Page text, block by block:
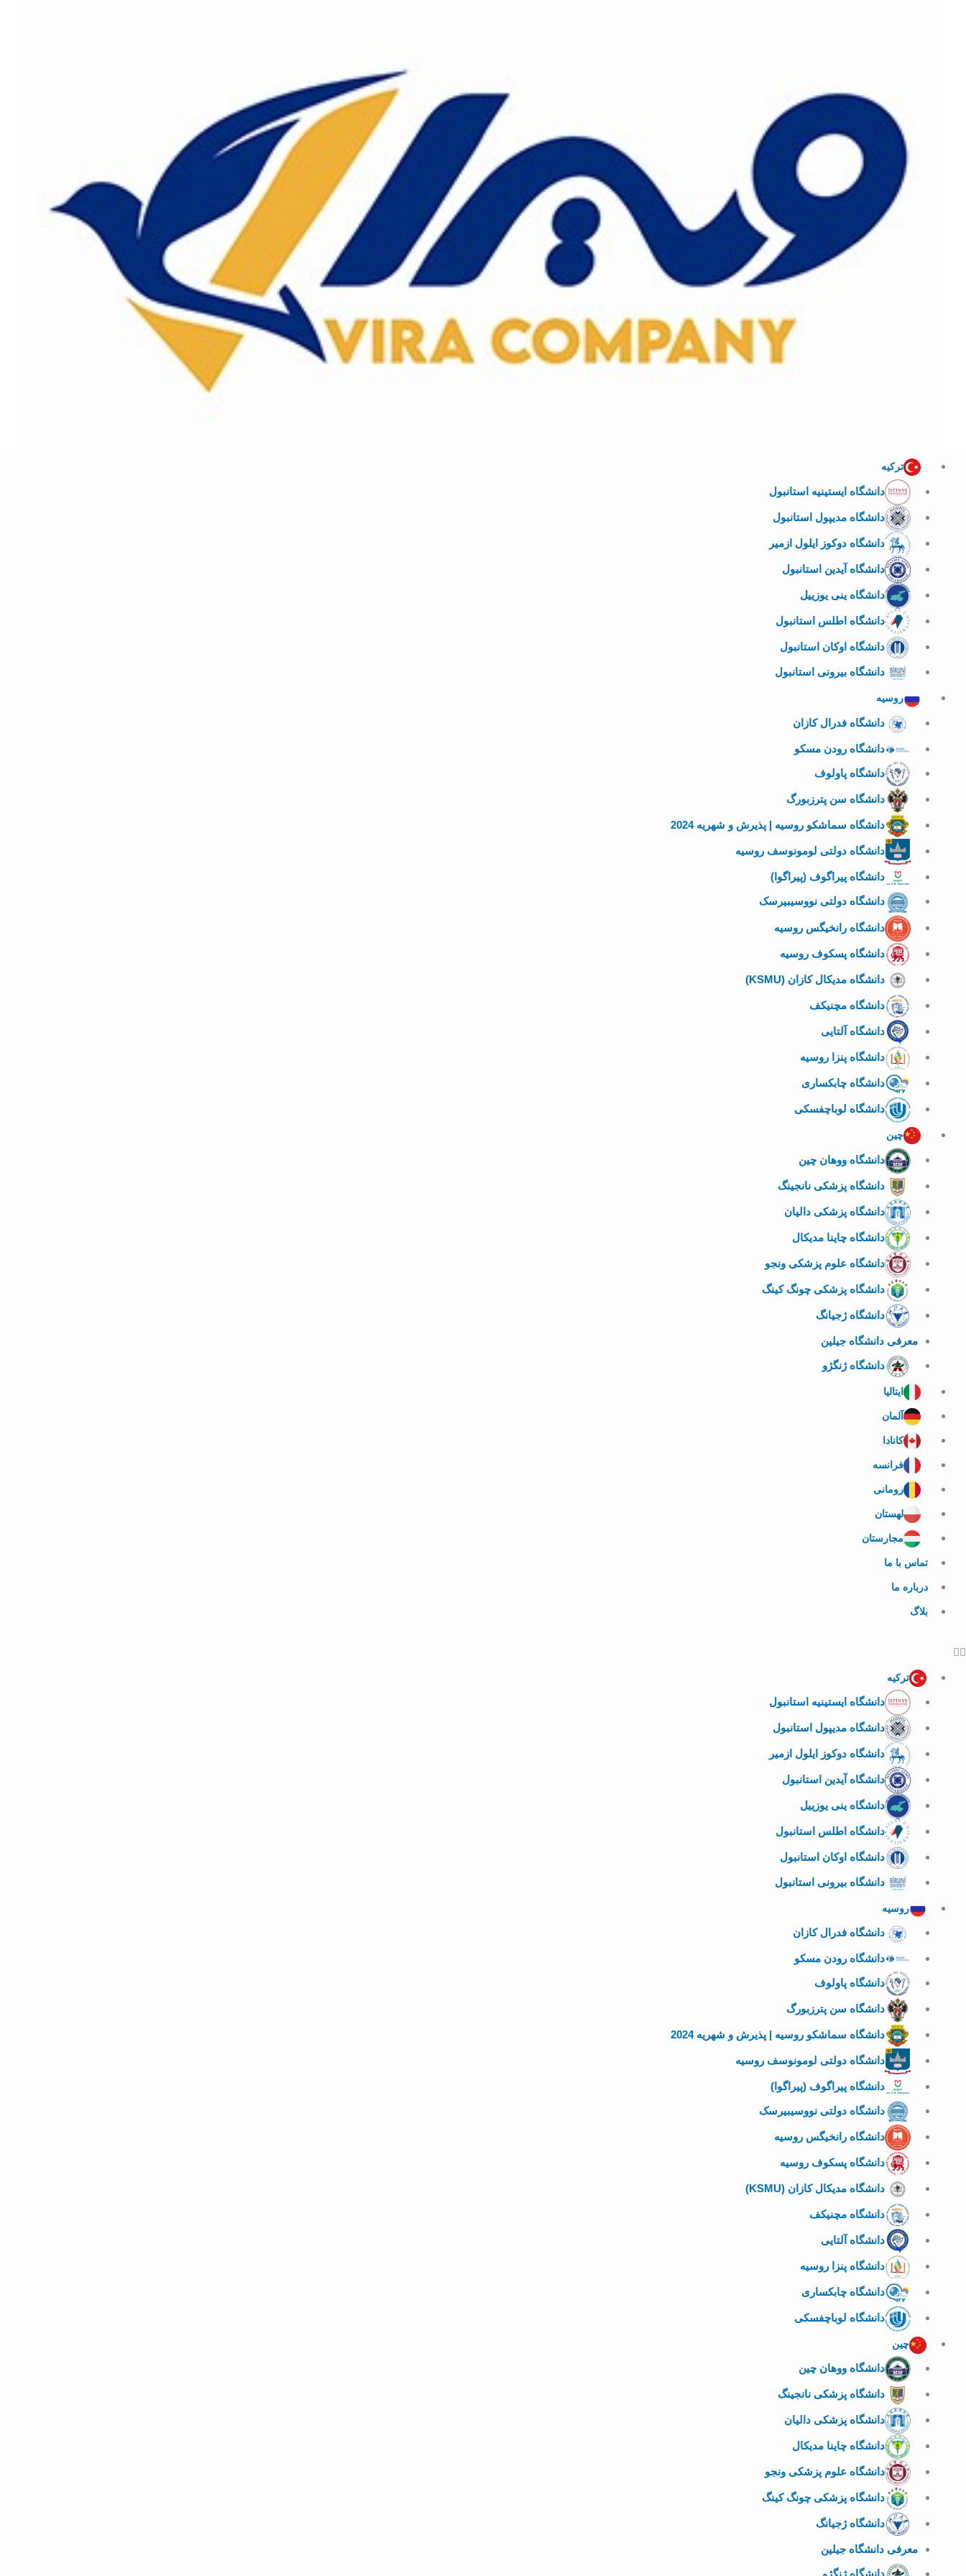
ترکیه
دانشگاه ایستینیه استانبول
دانشگاه مدیپول استانبول
دانشگاه دوکوز ایلول ازمیر
دانشگاه آیدین استانبول
دانشگاه ینی یوزییل
دانشگاه اطلس استانبول
دانشگاه اوکان استانبول
دانشگاه بیرونی استانبول
روسیه
دانشگاه فدرال کازان
دانشگاه رودن مسکو
دانشگاه پاولوف
دانشگاه سن پترزبورگ
دانشگاه سماشکو روسیه | پذیرش و شهریه 2024
دانشگاه دولتی لومونوسف روسیه
دانشگاه پیراگوف (پیراگوا)
دانشگاه دولتی نووسیبیرسک
دانشگاه رانخیگس روسیه
دانشگاه پسکوف روسیه
دانشگاه مدیکال کازان (KSMU)
دانشگاه مچنیکف
دانشگاه آلتایی
دانشگاه پنزا روسیه
دانشگاه چابکساری
دانشگاه لوباچفسکی
چین
دانشگاه ووهان چین
دانشگاه پزشکی نانجینگ
دانشگاه پزشکی دالیان
دانشگاه چاینا مدیکال
دانشگاه علوم پزشکی ونجو
دانشگاه پزشکی چونگ کینگ
دانشگاه ژجیانگ
معرفی دانشگاه جیلین
دانشگاه ژنگژو
ایتالیا
آلمان
کانادا
فرانسه
رومانی
لهستان
مجارستان
تماس با ما
درباره ما
بلاگ
ترکیه
دانشگاه ایستینیه استانبول
دانشگاه مدیپول استانبول
دانشگاه دوکوز ایلول ازمیر
دانشگاه آیدین استانبول
دانشگاه ینی یوزییل
دانشگاه اطلس استانبول
دانشگاه اوکان استانبول
دانشگاه بیرونی استانبول
روسیه
دانشگاه فدرال کازان
دانشگاه رودن مسکو
دانشگاه پاولوف
دانشگاه سن پترزبورگ
دانشگاه سماشکو روسیه | پذیرش و شهریه 2024
دانشگاه دولتی لومونوسف روسیه
دانشگاه پیراگوف (پیراگوا)
دانشگاه دولتی نووسیبیرسک
دانشگاه رانخیگس روسیه
دانشگاه پسکوف روسیه
دانشگاه مدیکال کازان (KSMU)
دانشگاه مچنیکف
دانشگاه آلتایی
دانشگاه پنزا روسیه
دانشگاه چابکساری
دانشگاه لوباچفسکی
چین
دانشگاه ووهان چین
دانشگاه پزشکی نانجینگ
دانشگاه پزشکی دالیان
دانشگاه چاینا مدیکال
دانشگاه علوم پزشکی ونجو
دانشگاه پزشکی چونگ کینگ
دانشگاه ژجیانگ
معرفی دانشگاه جیلین